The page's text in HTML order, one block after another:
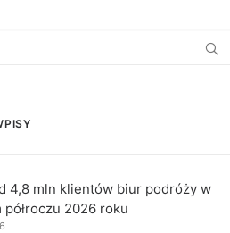
4,8 mln klientów biur podróży w
2026 roku